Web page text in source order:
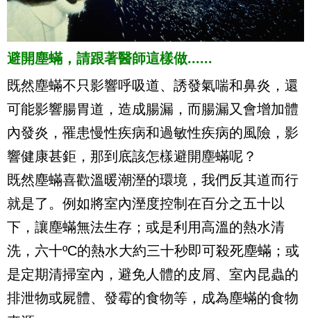
避開塵蟎，請跟著醫師這樣做......
既然塵蟎不只影響呼吸道、誘發氣喘和鼻炎，還
可能影響腸胃道，造成腸漏，而腸漏又會增加體
內發炎，罹患慢性疾病和過敏性疾病的風險，影
響健康甚鉅，那到底該怎樣避開塵蟎呢？
既然塵蟎喜歡溫暖潮溼的環境，我們反其道而行
就是了。例如將室內溼度控制在百分之五十以
下，讓塵蟎無法生存；或是利用高溫的熱水清
洗，六十ºC的熱水大約三十秒即可殺死塵蟎；或
是定期清掃室內，避免人體的皮屑、室內昆蟲的
排泄物或屍體、發霉的食物等，成為塵蟎的食物